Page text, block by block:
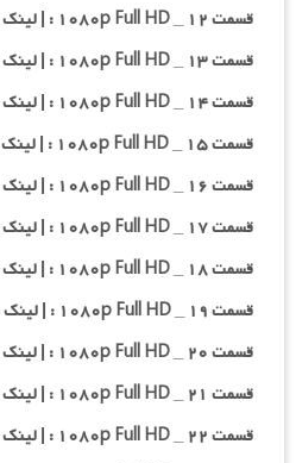
قسمت ۱۲ _ ۱۰۸۰p Full HD : | لینک مستقیم |
قسمت ۱۳ _ ۱۰۸۰p Full HD : | لینک مستقیم |
قسمت ۱۴ _ ۱۰۸۰p Full HD : | لینک مستقیم |
قسمت ۱۵ _ ۱۰۸۰p Full HD : | لینک مستقیم |
قسمت ۱۶ _ ۱۰۸۰p Full HD : | لینک مستقیم |
قسمت ۱۷ _ ۱۰۸۰p Full HD : | لینک مستقیم |
قسمت ۱۸ _ ۱۰۸۰p Full HD : | لینک مستقیم |
قسمت ۱۹ _ ۱۰۸۰p Full HD : | لینک مستقیم |
قسمت ۲۰ _ ۱۰۸۰p Full HD : | لینک مستقیم |
قسمت ۲۱ _ ۱۰۸۰p Full HD : | لینک مستقیم |
قسمت ۲۲ _ ۱۰۸۰p Full HD : | لینک مستقیم |